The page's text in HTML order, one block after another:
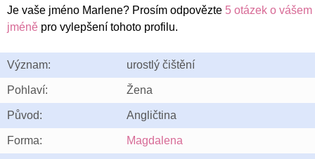
Je vaše jméno Marlene? Prosím odpovězte 5 otázek o vášem
jméně pro vylepšení tohoto profilu.
Význam: urostlý čištění
Pohlaví: Žena
Původ: Angličtina
Forma: Magdalena